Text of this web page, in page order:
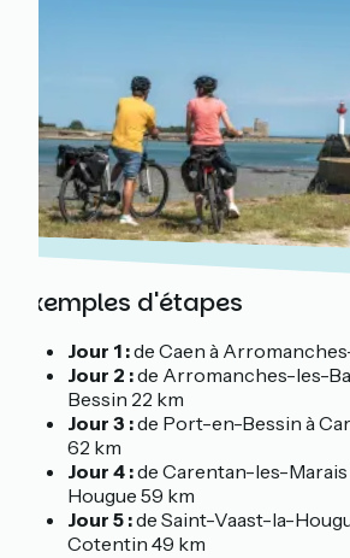
Exemples d'étapes
Jour 1 :de Caen à
Jour 2 :de Arromanches-les-
Bessin 22 km
Jour 3 :de Port-en-Bessin à
62 km
Jour 4 :de Carentan-les-
Hougue 59 km
Jour 5 :de Saint-Vaast-la-
Cotentin 49 km